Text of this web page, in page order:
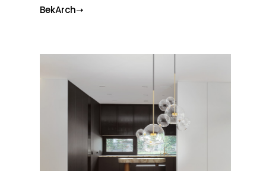
BekArch➝